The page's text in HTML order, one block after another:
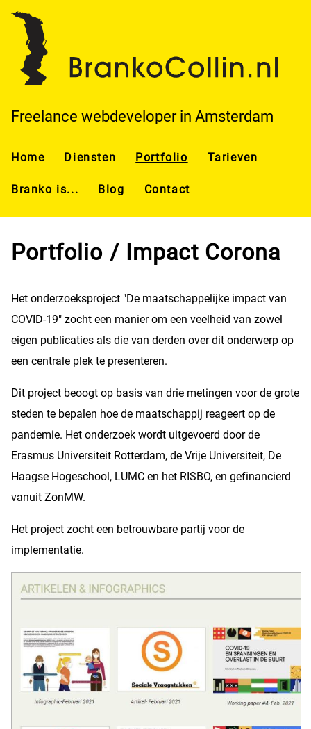
Overslaan en naar de inhoud gaan
Freelance webdeveloper in Amsterdam
Home Diensten Portfolio Tarieven
Branko is... Blog Contact
Portfolio / Impact Corona
Het onderzoeksproject "De maatschappelijke impact van
COVID-19" zocht een manier om een veelheid van zowel
eigen publicaties als die van derden over dit onderwerp op
een centrale plek te presenteren.
Dit project beoogt op basis van drie metingen voor de grote
steden te bepalen hoe de maatschappij reageert op de
pandemie. Het onderzoek wordt uitgevoerd door de
Erasmus Universiteit Rotterdam, de Vrije Universiteit, De
Haagse Hogeschool, LUMC en het RISBO, en gefinancierd
vanuit ZonMW.
Het project zocht een betrouwbare partij voor de
implementatie.